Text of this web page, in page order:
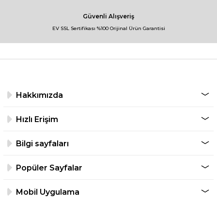
Güvenli Alışveriş
EV SSL Sertifikası %100 Orijinal Ürün Garantisi
Hakkımızda
Hızlı Erişim
Bilgi sayfaları
Popüler Sayfalar
Mobil Uygulama